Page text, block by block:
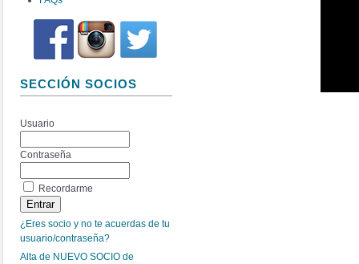
SECCIÓN SOCIOS
Usuario
Contraseña
Recordarme
¿Eres socio y no te acuerdas de tu
usuario/contraseña?
Alta de NUEVO SOCIO de